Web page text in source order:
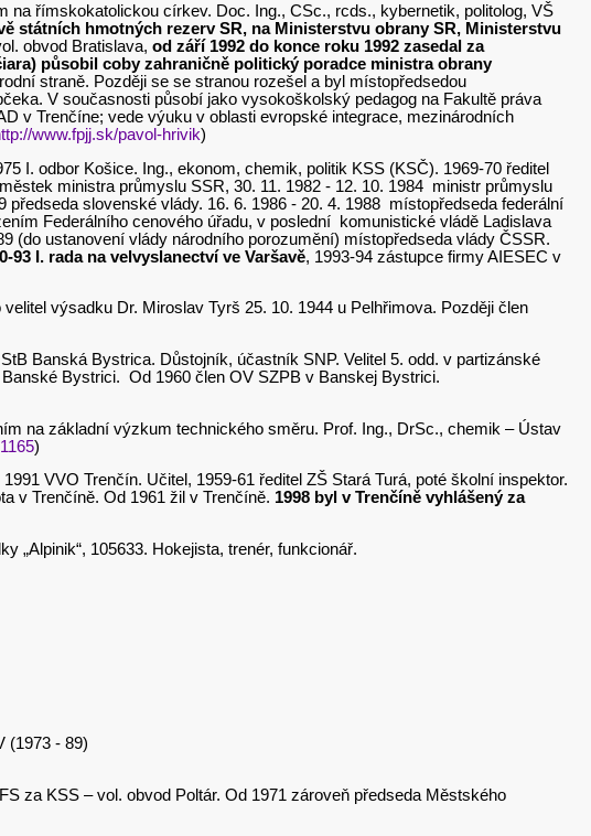
na římskokatolickou církev. Doc. Ing., CSc., rcds., kybernetik, politolog, VŠ
státních hmotných rezerv SR, na Ministerstvu obrany SR, Ministerstvu
obvod Bratislava, od září 1992 do konce roku 1992 zasedal za
působil coby zahraničně politický poradce ministra obrany
straně. Později se se stranou rozešel a byl místopředsedou
V současnosti působí jako vysokoškolský pedagog na Fakultě práva
v Trenčíne; vede výuku v oblasti evropské integrace, mezinárodních
www.fpjj.sk/pavol-hrivik)
I. odbor Košice. Ing., ekonom, chemik, politik KSS (KSČ). 1969-70 ředitel
ministra průmyslu SSR, 30. 11. 1982 - 12. 10. 1984 ministr průmyslu
slovenské vlády. 16. 6. 1986 - 20. 4. 1988 místopředseda federální
Federálního cenového úřadu, v poslední komunistické vládě Ladislava
(do ustanovení vlády národního porozumění) místopředseda vlády ČSSR.
93 I. rada na velvyslanectví ve Varšavě, 1993-94 zástupce firmy AIESEC v
výsadku Dr. Miroslav Tyrš 25. 10. 1944 u Pelhřimova. Později člen
Banská Bystrica. Důstojník, účastník SNP. Velitel 5. odd. v partizánské
Bystrici. Od 1960 člen OV SZPB v Banskej Bystrici.
na základní výzkum technického směru. Prof. Ing., DrSc., chemik – Ústav
)
VVO Trenčín. Učitel, 1959-61 ředitel ZŠ Stará Turá, poté školní inspektor.
v Trenčíně. Od 1961 žil v Trenčíně. 1998 byl v Trenčíně vyhlášený za
„Alpinik“, 105633. Hokejista, trenér, funkcionář.
(1973 - 89)
za KSS – vol. obvod Poltár. Od 1971 zároveň předseda Městského